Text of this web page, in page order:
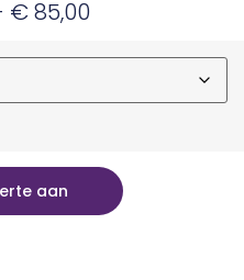
€85,00
aan